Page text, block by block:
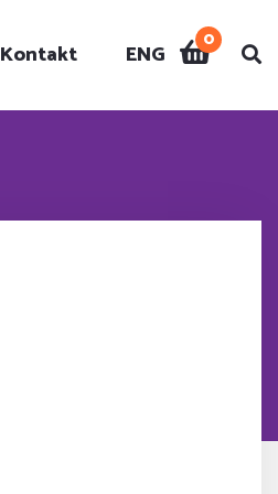
Kontakt ENG 0